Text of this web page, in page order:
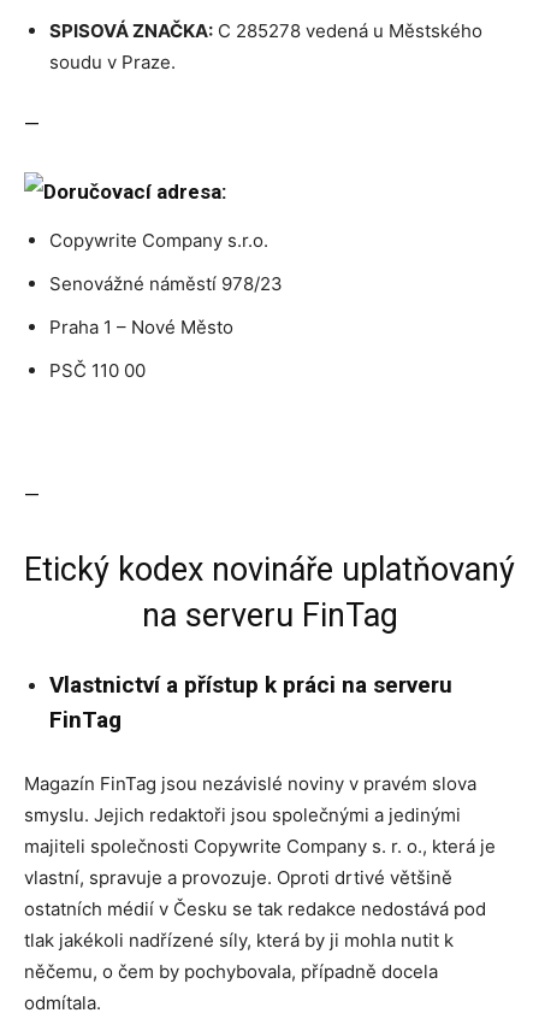
SPISOVÁ ZNAČKA: C 285278 vedená u Městského
soudu v Praze.
—
Doručovací adresa:
Copywrite Company s.r.o.
Senovážné náměstí 978/23
Praha 1 – Nové Město
PSČ 110 00
—
Etický kodex novináře uplatňovaný
na serveru FinTag
Vlastnictví a přístup k práci na serveru
FinTag
Magazín FinTag jsou nezávislé noviny v pravém slova
smyslu. Jejich redaktoři jsou společnými a jedinými
majiteli společnosti Copywrite Company s. r. o., která je
vlastní, spravuje a provozuje. Oproti drtivé většině
ostatních médií v Česku se tak redakce nedostává pod
tlak jakékoli nadřízené síly, která by ji mohla nutit k
něčemu, o čem by pochybovala, případně docela
odmítala.